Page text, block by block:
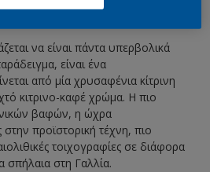
να είναι πάντα υπερβολικά
είναι ένα
από μία χρυσαφένια κίτρινη
κιτρινο-καφέ χρώμα. Η πιο
βαφών, η ώχρα
προϊστορική τέχνη, πιο
τοιχογραφίες σε διάφορα
στη Γαλλία.